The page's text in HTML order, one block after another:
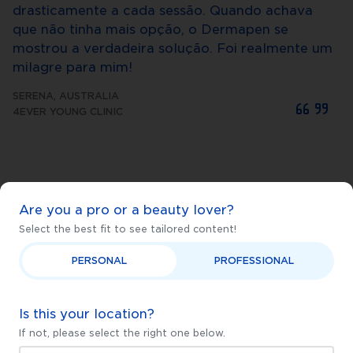
drasticamente a cada sessão. Quando achava
que não tinha mais opção, o Dermapen se
mostrou a verdadeira solução. Foi realmente um
milagre para mim!
SERENA AUSTRALIA
4EVER YOUNG CLINIC
Watch
Are you a pro or a beauty lover?
Select the best fit to see tailored content!
PERSONAL PROFESSIONAL
Is this your location?
If not, please select the right one below.